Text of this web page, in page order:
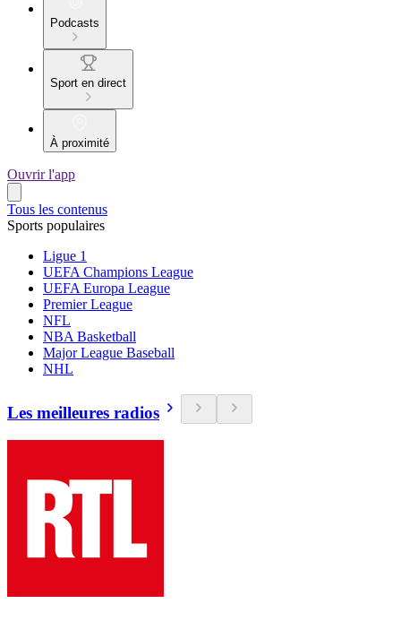
Podcasts
Sport en direct
À proximité
Ouvrir l'app
Tous les contenus
Sports populaires
Ligue 1
UEFA Champions League
UEFA Europa League
Premier League
NFL
NBA Basketball
Major League Baseball
NHL
Les meilleures radios